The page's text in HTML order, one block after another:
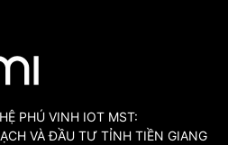
PHÚ VINH IOT MST:
VÀ ĐẦU TƯ TỈNH TIỀN GIANG